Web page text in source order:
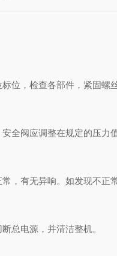
位，检查各部件，紧固螺
全阀应调整在规定的压力
，有无异响。如发现不正
总电源，并清洁整机。